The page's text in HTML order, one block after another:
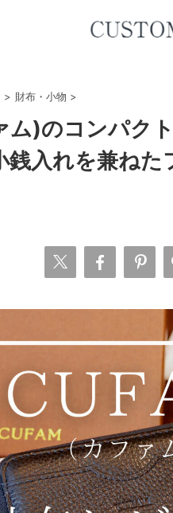
> 財布・小物 >
)のコンパク
銭入れを兼ね